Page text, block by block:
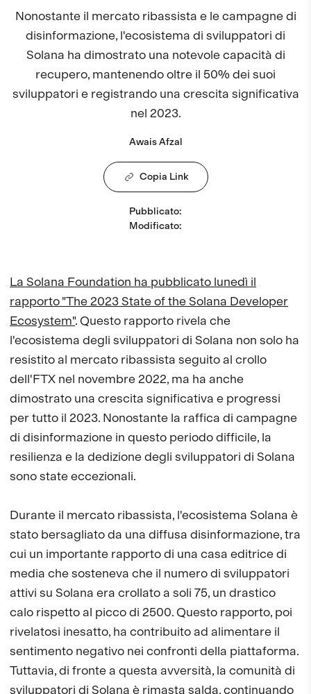
Nonostante il mercato ribassista e le campagne di
disinformazione, l'ecosistema di sviluppatori di
Solana ha dimostrato una notevole capacità di
recupero, mantenendo oltre il 50% dei suoi
sviluppatori e registrando una crescita significativa
nel 2023.
Awais Afzal
Copia Link
Pubblicato:
Modificato:
La Solana Foundation ha pubblicato lunedì il
rapporto "The 2023 State of the Solana Developer
Ecosystem". Questo rapporto rivela che
l'ecosistema degli sviluppatori di Solana non solo ha
resistito al mercato ribassista seguito al crollo
dell'FTX nel novembre 2022, ma ha anche
dimostrato una crescita significativa e progressi
per tutto il 2023. Nonostante la raffica di campagne
di disinformazione in questo periodo difficile, la
resilienza e la dedizione degli sviluppatori di Solana
sono state eccezionali.
Durante il mercato ribassista, l'ecosistema Solana è
stato bersagliato da una diffusa disinformazione, tra
cui un importante rapporto di una casa editrice di
media che sosteneva che il numero di sviluppatori
attivi su Solana era crollato a soli 75, un drastico
calo rispetto al picco di 2500. Questo rapporto, poi
rivelatosi inesatto, ha contribuito ad alimentare il
sentimento negativo nei confronti della piattaforma.
Tuttavia, di fronte a questa avversità, la comunità di
sviluppatori di Solana è rimasta salda, continuando